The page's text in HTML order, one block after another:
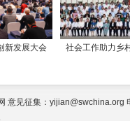
新发展大会 社会工作助力乡
意见征集：yijian@swchina.org